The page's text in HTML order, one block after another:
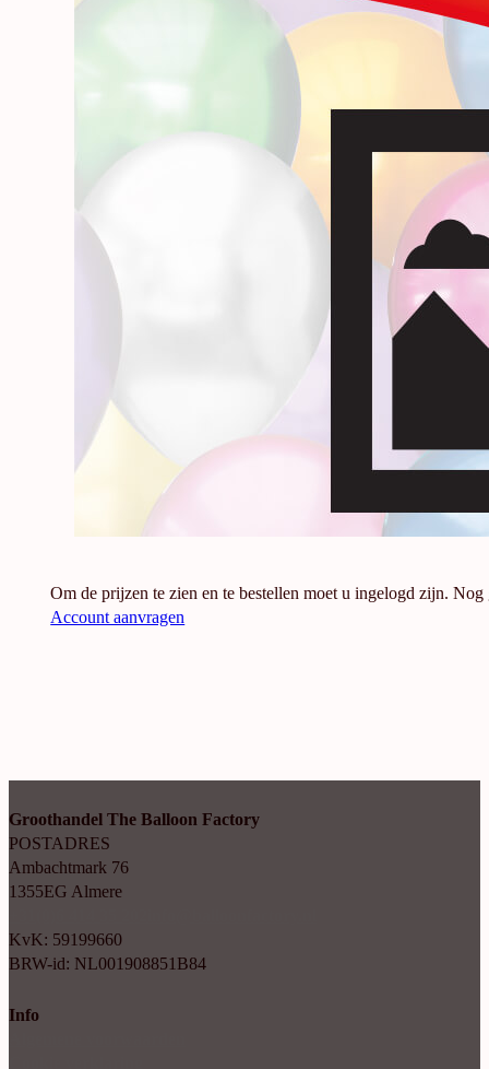
Om de prijzen te zien en te bestellen moet u ingelogd zijn. Nog
Account aanvragen
Groothandel The Balloon Factory
POSTADRES
Ambachtmark 76
1355EG Almere
KvK: 59199660
BRW-id: NL001908851B84
Info